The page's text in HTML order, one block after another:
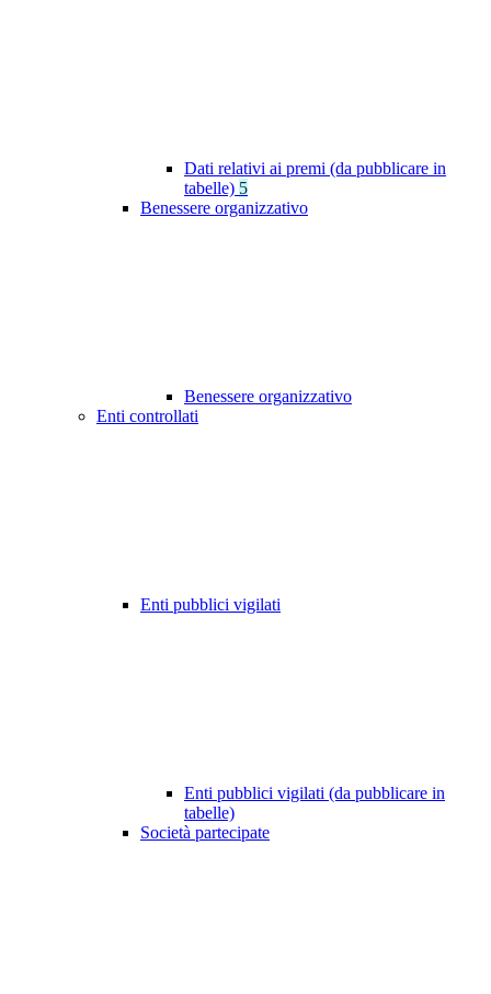
Dati relativi ai premi (da pubblicare in
tabelle) 5
Benessere organizzativo
Benessere organizzativo
Enti controllati
Enti pubblici vigilati
Enti pubblici vigilati (da pubblicare in
tabelle)
Società partecipate